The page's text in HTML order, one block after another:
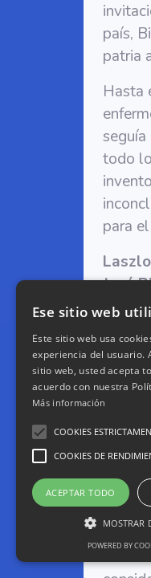
país,
patria
Hasta
todo
para
José
de
a los
El 29
del
El
el uso
Ese sitio web
Este sitio web usa
experiencia del usuario.
sitio web, usted acepta
acuerdo con nuestra
Más información
COOKIES
COOKIES DE
ACEPTAR TODO
MOSTRAR
POWERED BY